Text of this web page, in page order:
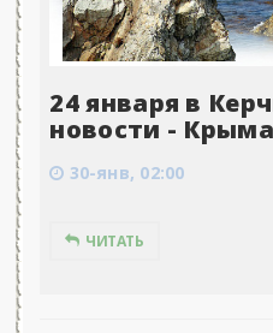
24 января в
новости -
30-янв, 02:00
ЧИТАТЬ